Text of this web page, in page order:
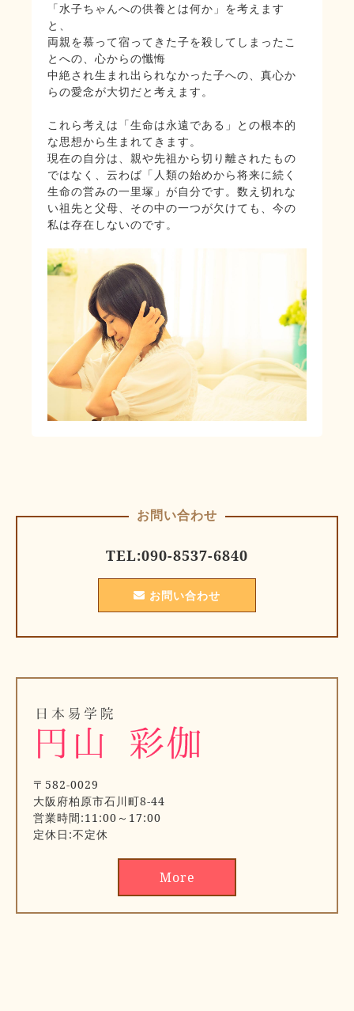
「水子ちゃんへの供養とは何か」を考えます
と、
両親を慕って宿ってきた子を殺してしまったこ
とへの、心からの懺悔
中絶され生まれ出られなかった子への、真心か
らの愛念が大切だと考えます。
これら考えは「生命は永遠である」との根本的
な思想から生まれてきます。
現在の自分は、親や先祖から切り離されたもの
ではなく、云わば「人類の始めから将来に続く
生命の営みの一里塚」が自分です。数え切れな
い祖先と父母、その中の一つが欠けても、今の
私は存在しないのです。
お問い合わせ
TEL:090-8537-6840
お問い合わせ
〒582-0029
大阪府柏原市石川町8-44
営業時間:11:00～17:00
定休日:不定休
More